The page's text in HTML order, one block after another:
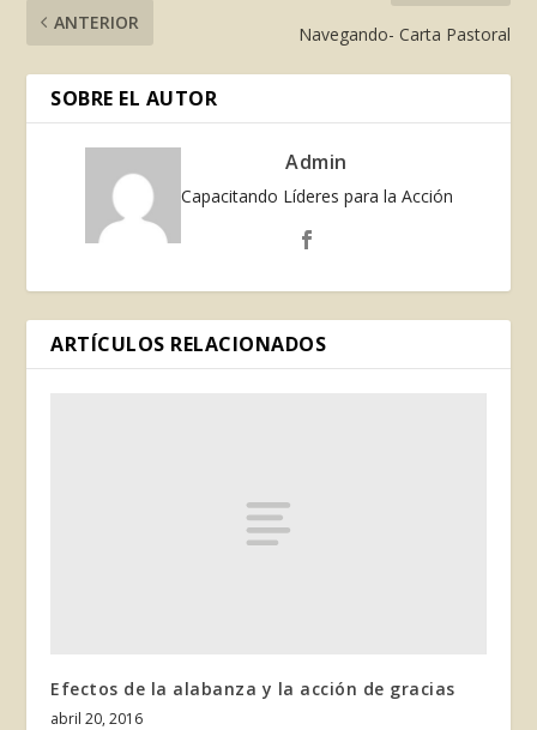
ANTERIOR
Navegando- Carta Pastoral
SOBRE EL AUTOR
Admin
Capacitando Líderes para la Acción
ARTÍCULOS RELACIONADOS
Efectos de la alabanza y la acción de gracias
abril 20, 2016